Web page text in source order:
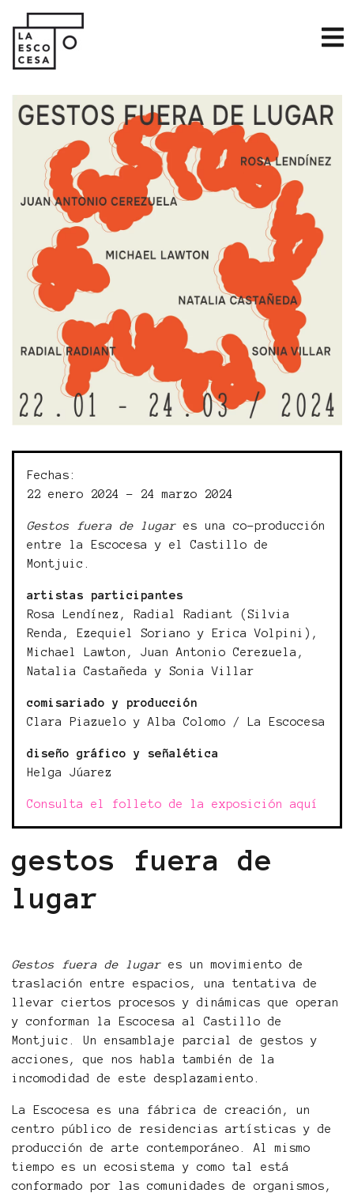
Fechas:
22 enero 2024 - 24 marzo 2024
Gestos fuera de lugar es una co-producción
entre la Escocesa y el Castillo de
Montjuic.
artistas participantes
Rosa Lendínez, Radial Radiant (Silvia
Renda, Ezequiel Soriano y Erica Volpini),
Michael Lawton, Juan Antonio Cerezuela,
Natalia Castañeda y Sonia Villar
comisariado y producción
Clara Piazuelo y Alba Colomo / La Escocesa
diseño gráfico y señalética
Helga Júarez
Consulta el folleto de la exposición aquí
gestos fuera de
lugar
Gestos fuera de lugar es un movimiento de
traslación entre espacios, una tentativa de
llevar ciertos procesos y dinámicas que operan
y conforman la Escocesa al Castillo de
Montjuic. Un ensamblaje parcial de gestos y
acciones, que nos habla también de la
incomodidad de este desplazamiento.
La Escocesa es una fábrica de creación, un
centro público de residencias artísticas y de
producción de arte contemporáneo. Al mismo
tiempo es un ecosistema y como tal está
conformado por las comunidades de organismos,